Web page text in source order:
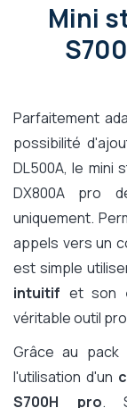
Mini
Parfaitement
possibilité
DL500A, le mini
DX800A pro
uniquement.
appels vers un
est simple
intuitif et son
véritable outil
Grâce au pack
l'utilisation d'un
S700H pro.